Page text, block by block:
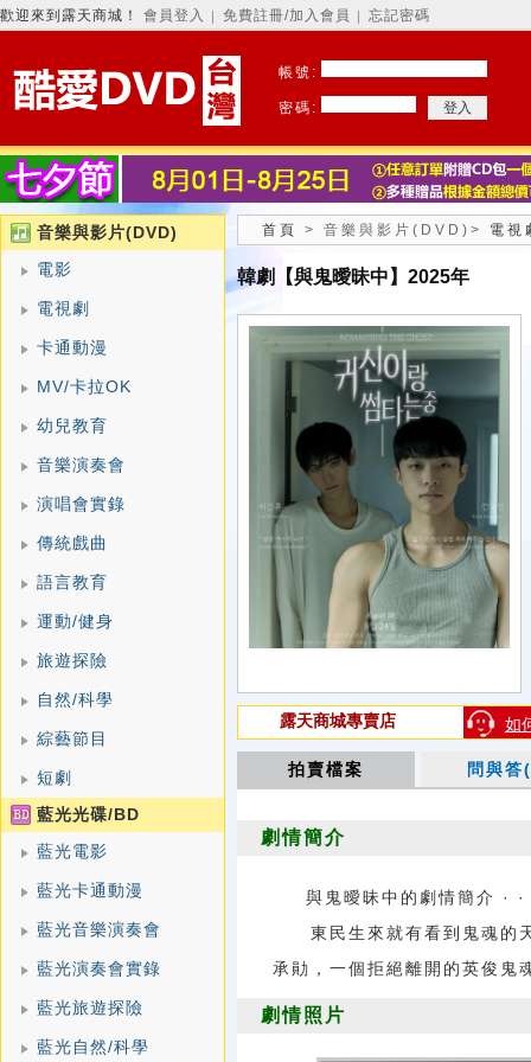
歡迎來到露天商城！ 會員登入 免費註冊/加入會員 忘記密碼
帳號:
密碼:
音樂與影片(DVD)
電影
電視劇
卡通動漫
MV/卡拉OK
幼兒教育
音樂演奏會
演唱會實錄
傳統戲曲
語言教育
運動/健身
旅遊探險
自然/科學
綜藝節目
短劇
藍光光碟/BD
藍光電影
藍光卡通動漫
藍光音樂演奏會
藍光演奏會實錄
藍光旅遊探險
藍光自然/科學
首頁 > 音樂與影片(DVD) > 電視
韓劇【與鬼曖昧中】2025年
如
露天商城專賣店
拍賣檔案 問與
劇情簡介
與鬼曖昧中的劇情簡介 · ·
東民生來就有看到鬼魂的天
承勛，一個拒絕離開的英俊鬼
劇情照片